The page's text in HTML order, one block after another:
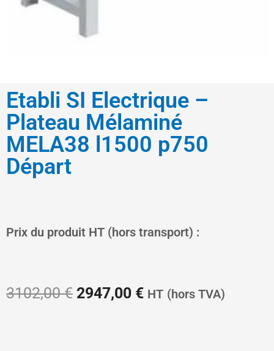
Etabli SI Electrique –
Plateau Mélaminé
MELA38 l1500 p750
Départ
Prix du produit HT (hors transport) :
3102,00€
Le
prix
2947,00 €
Le
prix
HT (hors TVA)